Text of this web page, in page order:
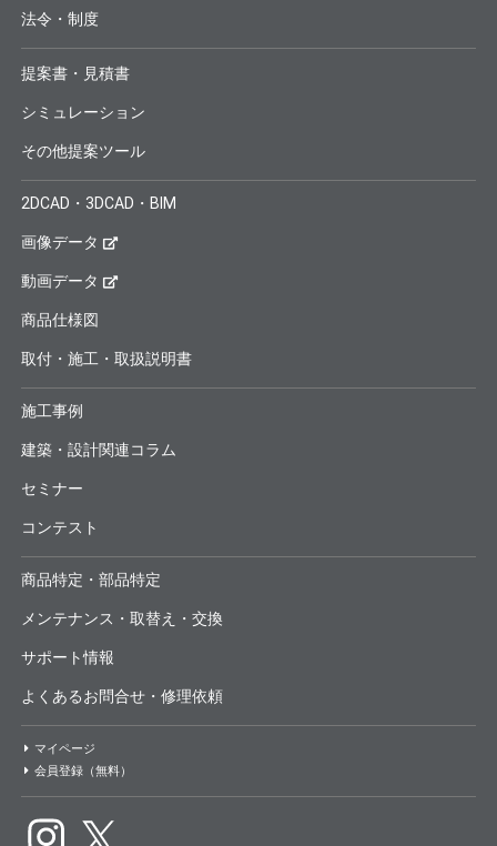
法令・制度
提案書・見積書
シミュレーション
その他提案ツール
2DCAD・3DCAD・BIM
画像データ
動画データ
商品仕様図
取付・施工・取扱説明書
施工事例
建築・設計関連コラム
セミナー
コンテスト
商品特定・部品特定
メンテナンス・取替え・交換
サポート情報
よくあるお問合せ・修理依頼
マイページ
会員登録（無料）